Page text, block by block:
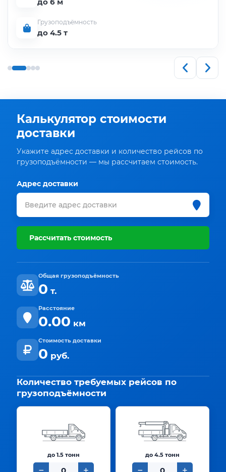
до 6 м
Грузоподъёмность
до 4.5 т
Калькулятор стоимости
доставки
Укажите адрес доставки и количество рейсов по
грузоподъёмности — мы рассчитаем стоимость.
Адрес доставки
Рассчитать стоимость
Общая грузоподъёмность
0 т.
Расстояние
0.00 км
Стоимость доставки
0 руб.
Количество требуемых рейсов по
грузоподъёмности
до 1.5 тонн до 4.5 тонн